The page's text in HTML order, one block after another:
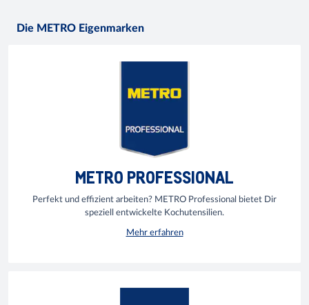
Die METRO Eigenmarken
METRO PROFESSIONAL
Perfekt und effizient arbeiten? METRO Professional bietet Dir
speziell entwickelte Kochutensilien.
Mehr erfahren